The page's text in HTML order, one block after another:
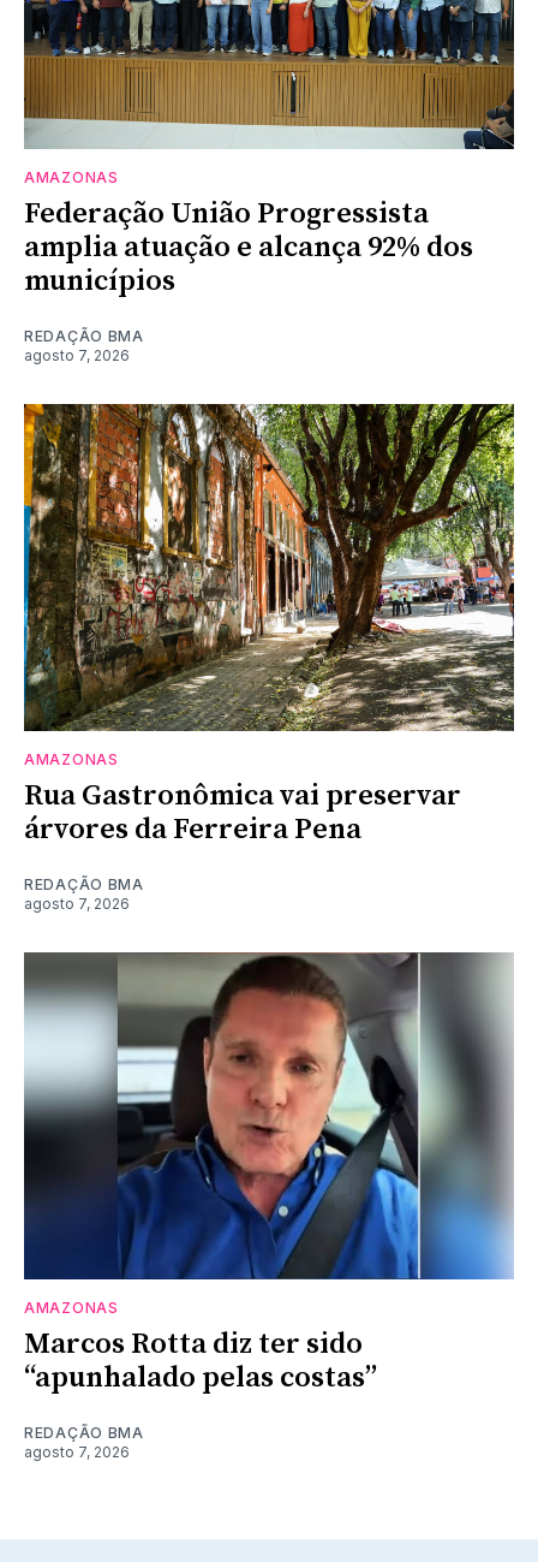
AMAZONAS
Federação União Progressista
amplia atuação e alcança 92% dos
municípios
REDAÇÃO BMA
agosto 7, 2026
AMAZONAS
Rua Gastronômica vai preservar
árvores da Ferreira Pena
REDAÇÃO BMA
agosto 7, 2026
AMAZONAS
Marcos Rotta diz ter sido
“apunhalado pelas costas”
REDAÇÃO BMA
agosto 7, 2026